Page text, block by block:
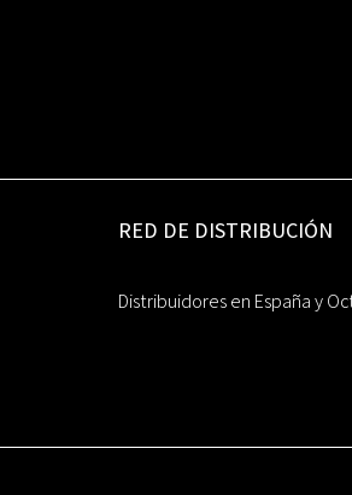
RED DE DISTRIBUCIÓN
Distribuidores en España y